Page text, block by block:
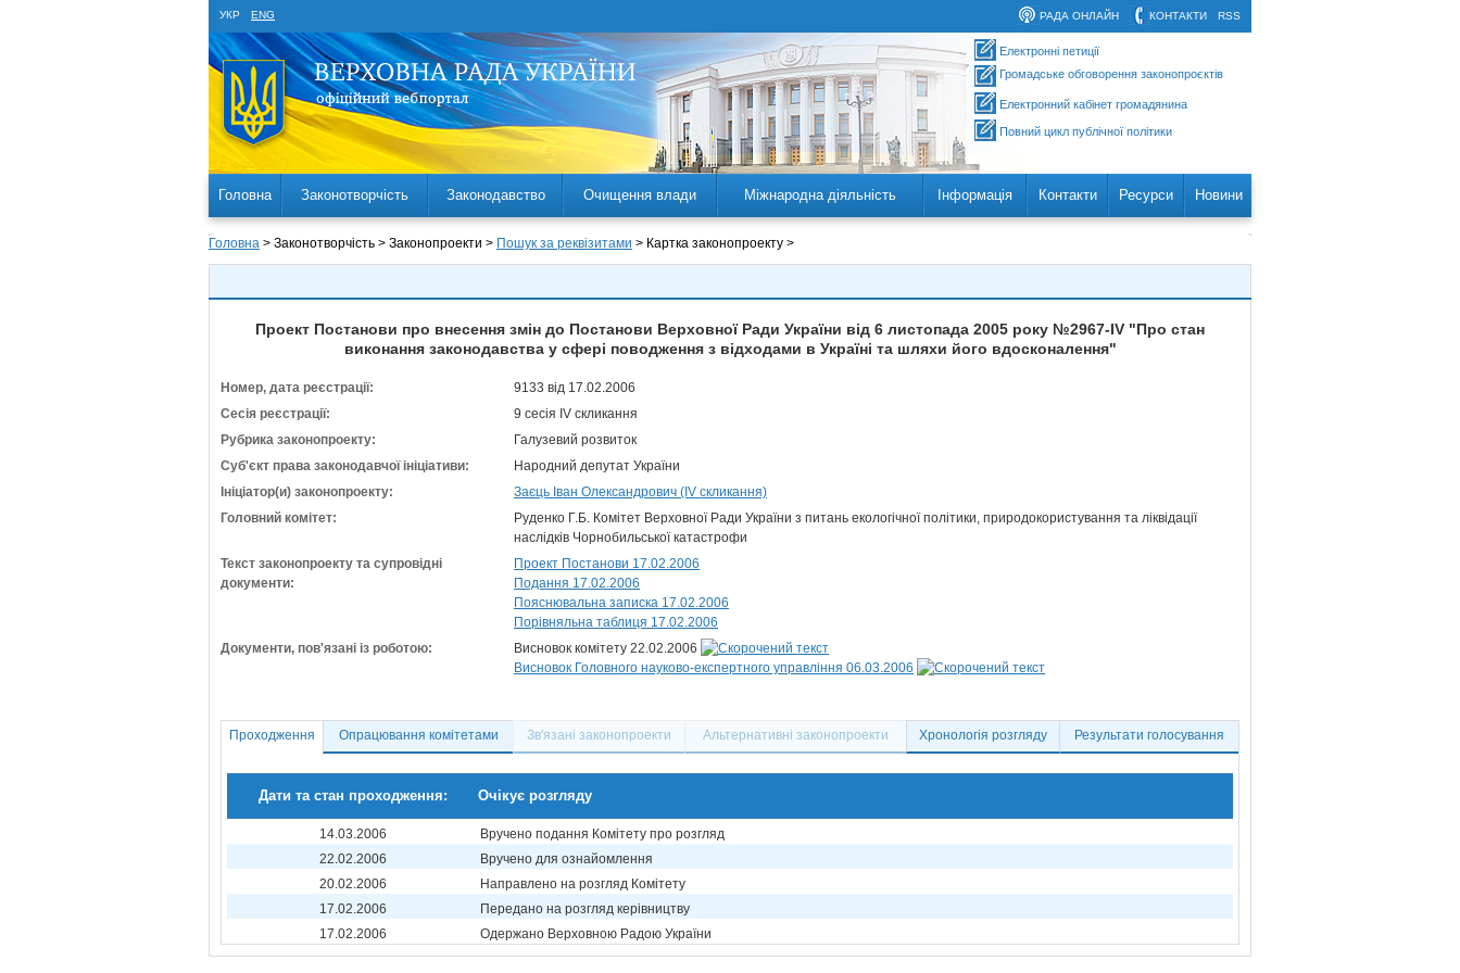
УКР ENG RSS
КОНТАКТИ
РАДА ОНЛАЙН
Електронні петиції
Громадське обговорення законопроєктів
Електронний кабінет громадянина
Повний цикл публічної політики
Головна Законотворчість Законодавство Очищення влади Міжнародна діяльність Інформація Контакти Ресурси Новини
Головна > Законотворчість > Законопроекти > Пошук за реквізитами > Картка законопроекту >
Проект Постанови про внесення змін до Постанови Верховної Ради України від 6 листопада 2005 року №2967-IV "Про стан
виконання законодавства у сфері поводження з відходами в Україні та шляхи його вдосконалення"
Номер, дата реєстрації:
9133 від 17.02.2006
Сесія реєстрації:
9 сесія IV скликання
Рубрика законопроекту:
Галузевий розвиток
Суб'єкт права законодавчої ініціативи:
Народний депутат України
Ініціатор(и) законопроекту:
Заєць Іван Олександрович (IV скликання)
Головний комітет:
Руденко Г.Б. Комітет Верховної Ради України з питань екологічної політики, природокористування та ліквідації
наслідків Чорнобильської катастрофи
Текст законопроекту та супровідні
документи:
Проект Постанови 17.02.2006
Подання 17.02.2006
Пояснювальна записка 17.02.2006
Порівняльна таблиця 17.02.2006
Документи, пов'язані із роботою:
Висновок комітету 22.02.2006
Висновок Головного науково-експертного управління 06.03.2006
Проходження Опрацювання комітетами Зв'язані законопроекти Альтернативні законопроекти Хронологія розгляду Результати голосування
Дати та стан проходження: Очікує розгляду
14.03.2006
Вручено подання Комітету про розгляд
22.02.2006
Вручено для ознайомлення
20.02.2006
Направлено на розгляд Комітету
17.02.2006
Передано на розгляд керівництву
17.02.2006
Одержано Верховною Радою України